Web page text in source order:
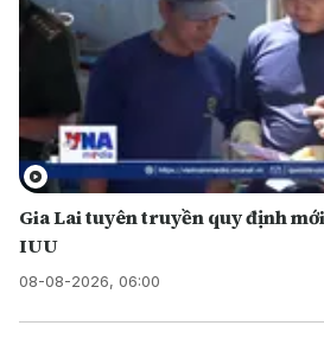
Gia Lai tuyên truyền quy định
IUU
08-08-2026, 06:00